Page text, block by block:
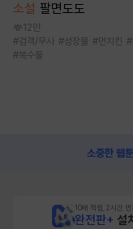
소설 팔면도도
12만
#검객/무사 #성장물 #먼치킨 #
#복수물
소중한 웹
10배 적립, 2시간 먼
완전판+ 설